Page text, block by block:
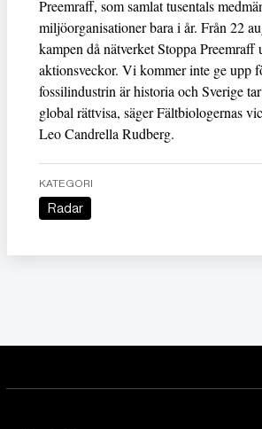
Preemraff, som samlat tusentals
miljöorganisationer bara i år. Från 22
kampen då nätverket Stoppa Preemraff
aktionsveckor. Vi kommer inte ge upp
fossilindustrin är historia och Sverige
global rättvisa, säger Fältbiologernas
Leo Candrella Rudberg.
KATEGORI
Radar